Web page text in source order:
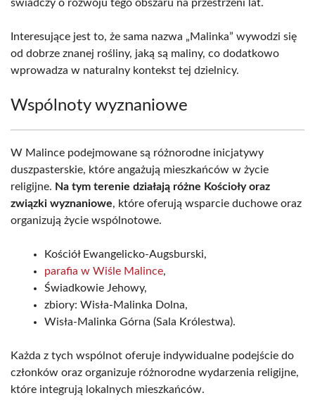
świadczy o rozwoju tego obszaru na przestrzeni lat.
Interesujące jest to, że sama nazwa „Malinka” wywodzi się
od dobrze znanej rośliny, jaką są maliny, co dodatkowo
wprowadza w naturalny kontekst tej dzielnicy.
Wspólnoty wyznaniowe
W Malince podejmowane są różnorodne inicjatywy
duszpasterskie, które angażują mieszkańców w życie
religijne. Na tym terenie działają różne Kościoły oraz
związki wyznaniowe, które oferują wsparcie duchowe oraz
organizują życie wspólnotowe.
Kościół Ewangelicko-Augsburski,
parafia w Wiśle Malince,
Świadkowie Jehowy,
zbiory: Wisła-Malinka Dolna,
Wisła-Malinka Górna (Sala Królestwa).
Każda z tych wspólnot oferuje indywidualne podejście do
członków oraz organizuje różnorodne wydarzenia religijne,
które integrują lokalnych mieszkańców.